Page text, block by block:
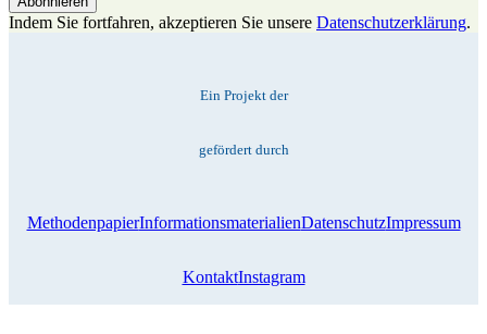
Indem Sie fortfahren, akzeptieren Sie unsere Datenschutzerklärung.
Ein Projekt der
gefördert durch
MethodenpapierInformationsmaterialienDatenschutzImpressum
KontaktInstagram